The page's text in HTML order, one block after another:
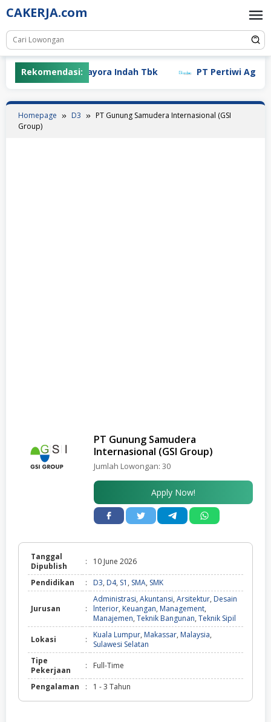
Skip
to
content
CAKERJA.com
Rekomendasi:
PT Mayora Indah Tbk PT Pertiwi Agung
Homepage D3
PT Gunung Samudera Internasional (GSI
Group)
PT Gunung Samudera
Internasional (GSI Group)
Jumlah Lowongan: 30
Apply Now!
Tanggal
Dipublish
: 10 June 2026
Pendidikan : D3, D4, S1 , SMA, SMK
Jurusan :
Administrasi, Akuntansi, Arsitektur, Desain
lnterior, Keuangan, Management,
Manajemen, Teknik Bangunan, Teknik Sipil
Lokasi : Kuala Lumpur, Makassar, Malaysia,
Sulawesi Selatan
Tipe
Pekerjaan
: Full-Time
Pengalaman : 1 - 3 Tahun